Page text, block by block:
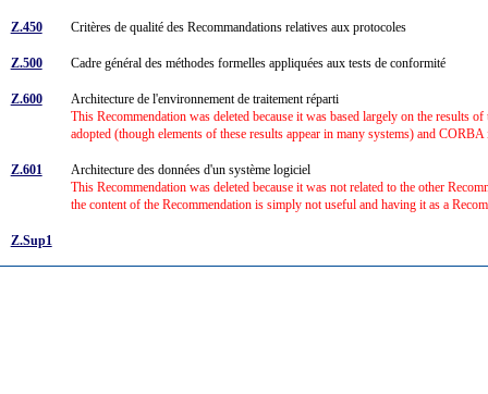
Z.450 Critères de qualité des Recommandations relatives aux protocoles
Z.500 Cadre général des méthodes formelles appliquées aux tests de conformité
Z.600
Architecture de l'environnement de traitement réparti
This Recommendation was deleted because it was based largely on the
adopted (though elements of these results appear in many systems) and
Z.601
Architecture des données d'un système logiciel
This Recommendation was deleted because it was not related to the other
the content of the Recommendation is simply not useful and having it as a
Z.Sup1